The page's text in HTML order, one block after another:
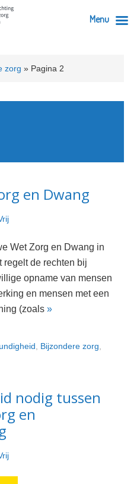
zorg » Pagina 2
en Dwang
Wet Zorg en Dwang in
regelt de rechten bij
opname van mensen
en mensen met een
(zoals»
Bijzondere zorg
nodig tussen
en
Menu